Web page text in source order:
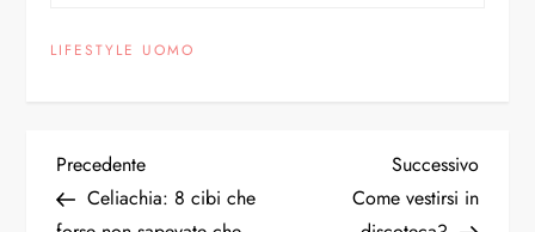
LIFESTYLE UOMO
Precedente
Celiachia: 8 cibi che
Successivo
Come vestirsi in